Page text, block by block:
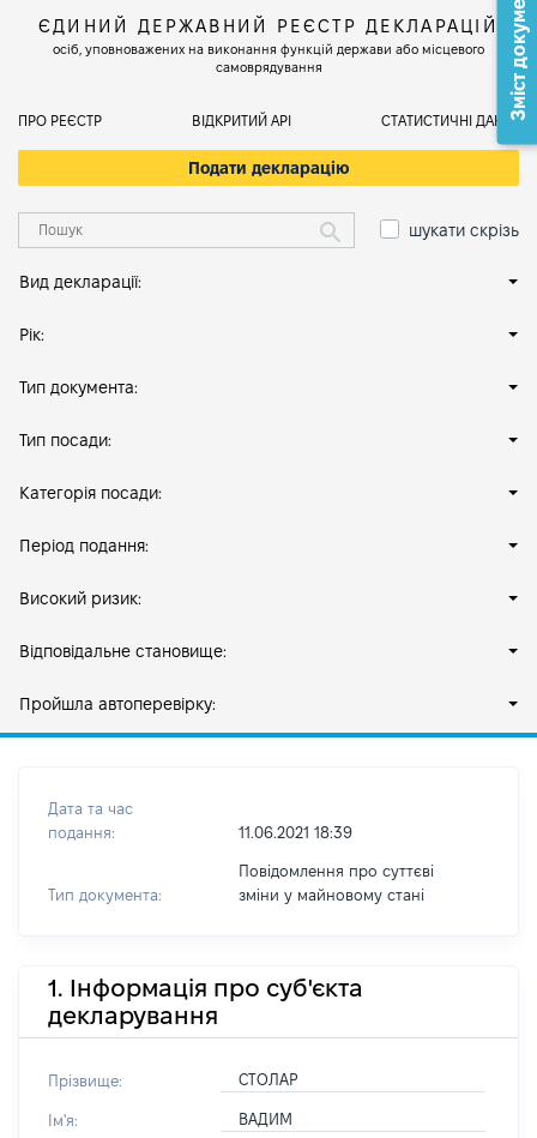
ЄДИНИЙ ДЕРЖАВНИЙ РЕЄСТР ДЕКЛАРАЦІЙ
осіб, уповноважених на виконання функцій держави або місцевого
самоврядування
ПРО РЕЄСТР ВІДКРИТИЙ АРІ СТАТИСТИЧНІ ДАНІ
Подати декларацію
шукати скрізь
Вид декларації:
Рік:
Тип документа:
Тип посади:
Категорія посади:
Період подання:
Високий ризик:
Відповідальне становище:
Пройшла автоперевірку:
Дата та час
подання:
11.06.2021 18:39
Тип документа:
Повідомлення про суттєві
зміни y майновому стані
1. Інформація про суб'єкта
декларування
Прізвище: СТОЛАР
Ім'я: ВАДИМ
Зміст документа